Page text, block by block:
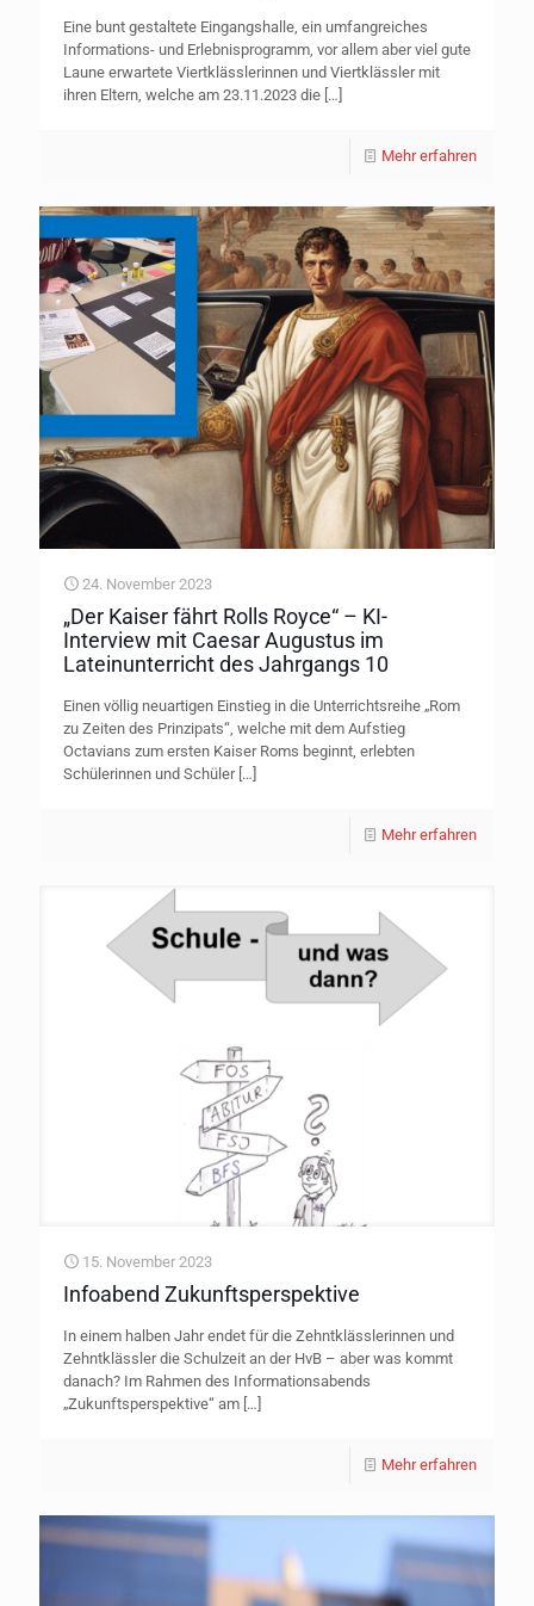
Eine bunt gestaltete Eingangshalle, ein umfangreiches
Informations- und Erlebnisprogramm, vor allem aber viel gute
Laune erwartete Viertklässlerinnen und Viertklässler mit
ihren Eltern, welche am 23.11.2023 die […]
Mehr erfahren
24. November 2023
„Der Kaiser fährt Rolls Royce“ – KI-
Interview mit Caesar Augustus im
Lateinunterricht des Jahrgangs 10
Einen völlig neuartigen Einstieg in die Unterrichtsreihe „Rom
zu Zeiten des Prinzipats“, welche mit dem Aufstieg
Octavians zum ersten Kaiser Roms beginnt, erlebten
Schülerinnen und Schüler[…]
Mehr erfahren
15. November 2023
Infoabend Zukunftsperspektive
In einem halben Jahr endet für die Zehntklässlerinnen und
Zehntklässler die Schulzeit an der HvB – aber was kommt
danach? Im Rahmen des Informationsabends
„Zukunftsperspektive“ am […]
Mehr erfahren